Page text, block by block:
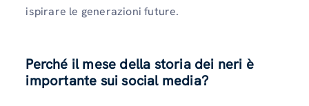
ispirare le generazioni future.
Perché il mese della storia dei neri è
importante sui social media?